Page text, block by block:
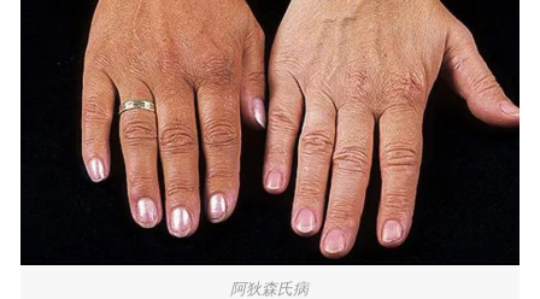
阿狄森氏病